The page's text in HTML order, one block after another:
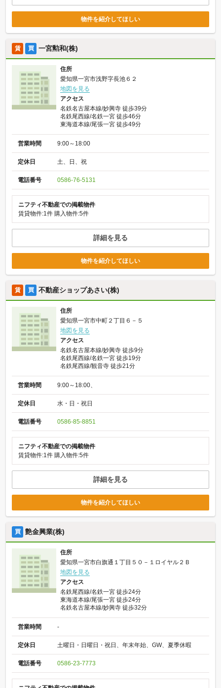
物件を紹介してほしい
賃 買 一宮勲和(株)
住所
愛知県一宮市浅野字長池６２
地図を見る
アクセス
名鉄名古屋本線/妙興寺 徒歩39分
名鉄尾西線/名鉄一宮 徒歩46分
東海道本線/尾張一宮 徒歩49分
営業時間 9:00～18:00
定休日 土、日、祝
電話番号 0586-76-5131
ニフティ不動産での掲載物件
賃貸物件:1件 購入物件:5件
詳細を見る
物件を紹介してほしい
賃 買 不動産ショップあさい(株)
住所
愛知県一宮市中町２丁目６－５
地図を見る
アクセス
名鉄名古屋本線/妙興寺 徒歩9分
名鉄尾西線/名鉄一宮 徒歩19分
名鉄尾西線/観音寺 徒歩21分
営業時間 9:00～18:00、
定休日 水・日・祝日
電話番号 0586-85-8851
ニフティ不動産での掲載物件
賃貸物件:1件 購入物件:5件
詳細を見る
物件を紹介してほしい
買 艶金興業(株)
住所
愛知県一宮市白旗通１丁目５０－１ロイヤル２Ｂ
地図を見る
アクセス
名鉄尾西線/名鉄一宮 徒歩24分
東海道本線/尾張一宮 徒歩24分
名鉄名古屋本線/妙興寺 徒歩32分
営業時間 -
定休日 土曜日・日曜日・祝日、年末年始、GW、夏季休暇
電話番号 0586-23-7773